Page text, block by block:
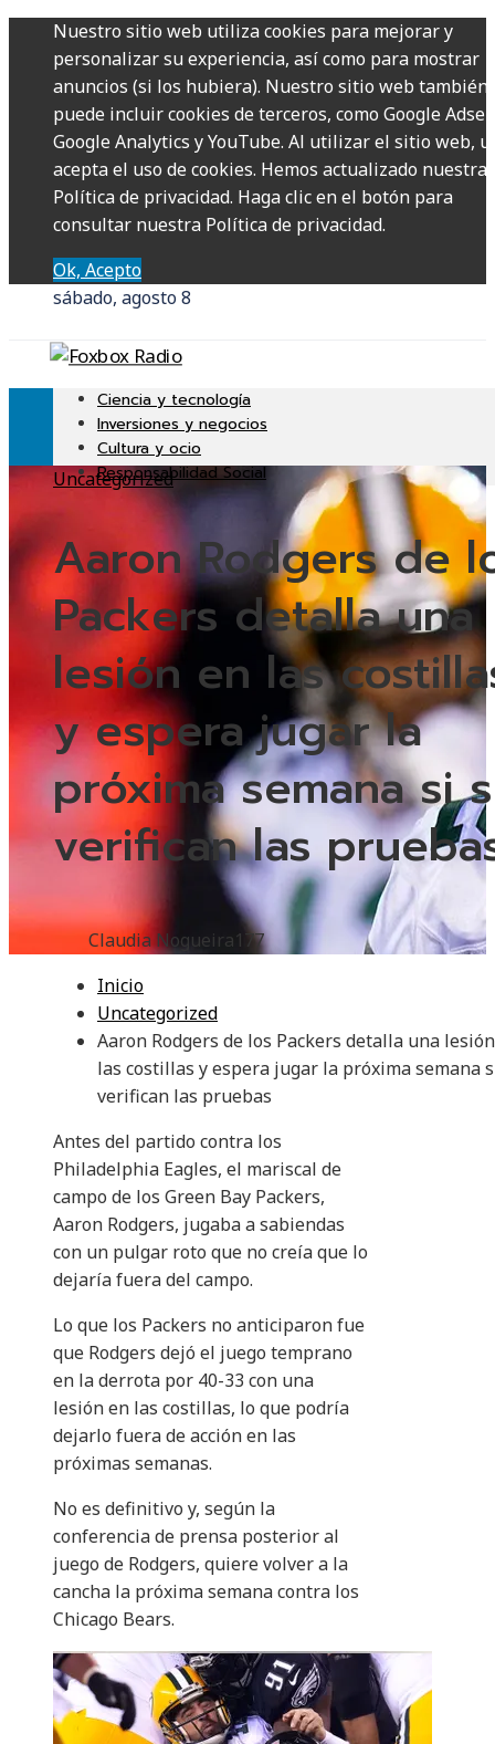
Nuestro sitio web utiliza cookies para mejorar y
personalizar su experiencia, así como para mostrar
anuncios (si los hubiera). Nuestro sitio web también
puede incluir cookies de terceros, como Google
Google Analytics y YouTube. Al utilizar el sitio web,
acepta el uso de cookies. Hemos actualizado nuestra
Política de privacidad. Haga clic en el botón para
consultar nuestra Política de privacidad.
Ok, Acepto
sábado, agosto 8
Ciencia y tecnología
Inversiones y negocios
Cultura y ocio
Responsabilidad Social
Uncategorized
Aaron Rodgers de
Packers detalla una
lesión en las
y espera jugar la
próxima semana si
verifican las
Claudia Nogueira177
Inicio
Uncategorized
Aaron Rodgers de los Packers detalla una
las costillas y espera jugar la próxima semana
verifican las pruebas
Antes del partido contra los
Philadelphia Eagles, el mariscal de
campo de los Green Bay Packers,
Aaron Rodgers, jugaba a sabiendas
con un pulgar roto que no creía que lo
dejaría fuera del campo.
Lo que los Packers no anticiparon fue
que Rodgers dejó el juego temprano
en la derrota por 40-33 con una
lesión en las costillas, lo que podría
dejarlo fuera de acción en las
próximas semanas.
No es definitivo y, según la
conferencia de prensa posterior al
juego de Rodgers, quiere volver a la
cancha la próxima semana contra los
Chicago Bears.